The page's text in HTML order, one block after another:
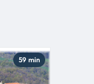
59 min